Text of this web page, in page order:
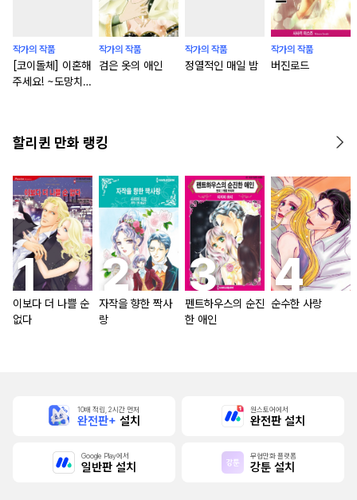
작가의 작품
[코이돌체] 이혼해
주세요! ~도망치는
작가의 작품
검은 옷의 애인
작가의 작품
정열적인 매일 밤
작가의 작품
버진로드
할리퀸 만화 랭킹
이보다 더 나쁠 순
없다
자작을 향한 짝사
랑
펜트하우스의 순진
한 애인
순수한 사랑
10배 적립, 2시간 먼저
완전판+ 설치
원스토어에서
완전판 설치
Google Play에서
일반판 설치
무협만화 플랫폼
강툰 설치